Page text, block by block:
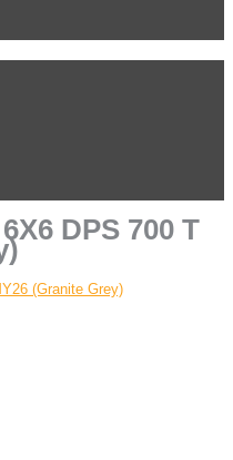
DPS 700 T
niedriger L )